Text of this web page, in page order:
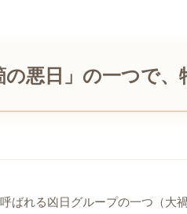
悪日」の一つで、
ばれる凶日グループの一つ（大